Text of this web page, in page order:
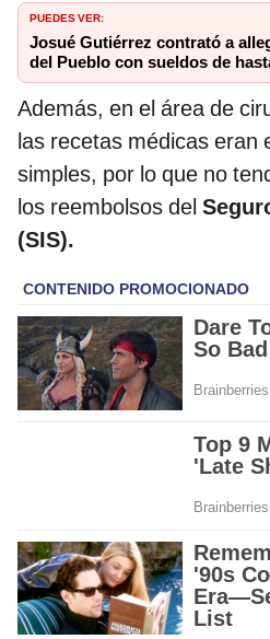
PUEDES VER:
Josué Gutiérrez contrató a
del Pueblo con sueldos de
Además, en el área de
las recetas médicas eran
simples, por lo que no
los reembolsos del
(SIS).